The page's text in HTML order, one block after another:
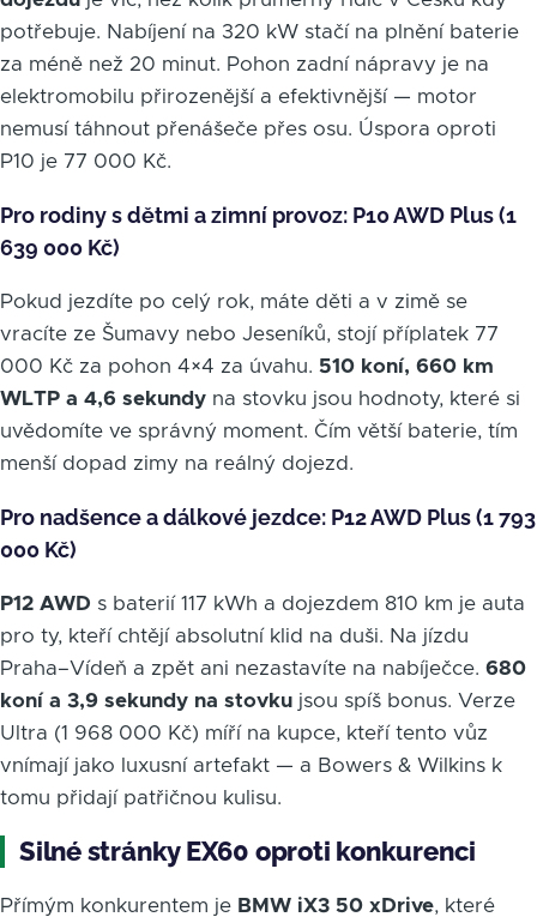
potřebuje. Nabíjení na 320 kW stačí na plnění baterie
za méně než 20 minut. Pohon zadní nápravy je na
elektromobilu přirozenější a efektivnější — motor
nemusí táhnout přenášeče přes osu. Úspora oproti
P10 je 77 000 Kč.
Pro rodiny s dětmi a zimní provoz: P10 AWD Plus (1
639 000 Kč)
Pokud jezdíte po celý rok, máte děti a v zimě se
vracíte ze Šumavy nebo Jeseníků, stojí příplatek 77
000 Kč za pohon 4×4 za úvahu. 510 koní, 660 km
WLTP a 4,6 sekundy na stovku jsou hodnoty, které si
uvědomíte ve správný moment. Čím větší baterie, tím
menší dopad zimy na reálný dojezd.
Pro nadšence a dálkové jezdce: P12 AWD Plus (1 793
000 Kč)
P12 AWD s baterií 117 kWh a dojezdem 810 km je auta
pro ty, kteří chtějí absolutní klid na duši. Na jízdu
Praha–Vídeň a zpět ani nezastavíte na nabíječce. 680
koní a 3,9 sekundy na stovku jsou spíš bonus. Verze
Ultra (1 968 000 Kč) míří na kupce, kteří tento vůz
vnímají jako luxusní artefakt — a Bowers & Wilkins k
tomu přidají patřičnou kulisu.
Silné stránky EX60 oproti konkurenci
Přímým konkurentem je BMW iX3 50 xDrive, které